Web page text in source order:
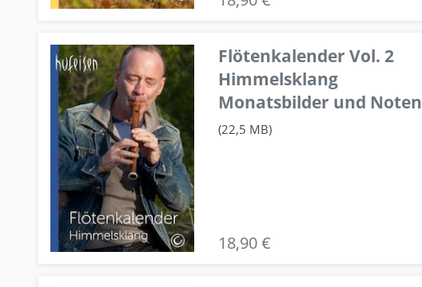
Flötenkalender Vol. 2
Himmelsklang
Monatsbilder und Noten
(22,5 MB)
18,90 €